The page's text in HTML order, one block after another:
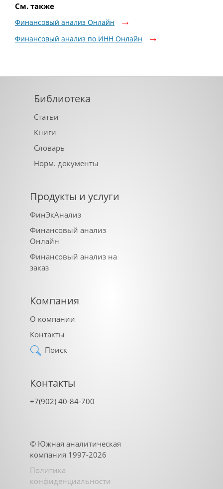
См. также
Финансовый анализ Онлайн
Финансовый анализ по ИНН Онлайн
Библиотека
Статьи
Книги
Словарь
Норм. документы
Продукты и услуги
ФинЭкАнализ
Финансовый анализ
Онлайн
Финансовый анализ на
заказ
Компания
О компании
Контакты
Поиск
Контакты
+7(902) 40-84-700
© Южная аналитическая
компания 1997-2026
Политика
конфиденциальности